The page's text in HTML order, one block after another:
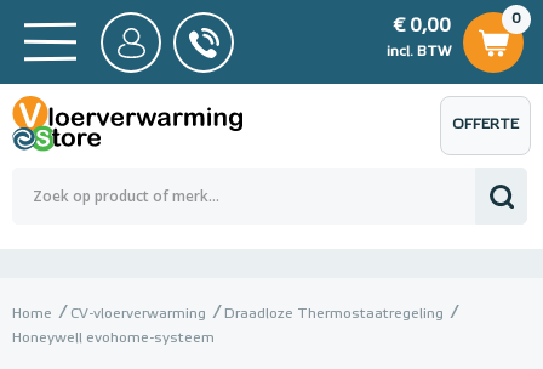
BTW
0,00
0
€ 0,00
incl. BTW
€ 0,00
OFFERTE
AANVRAGEN
Home CV-vloerverwarming
Draadloze Thermostaatregeling
Honeywell evohome-systeem